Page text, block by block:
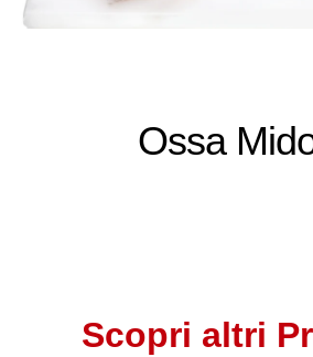
Ossa
Scopri altri